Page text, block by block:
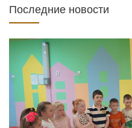
Последние новости